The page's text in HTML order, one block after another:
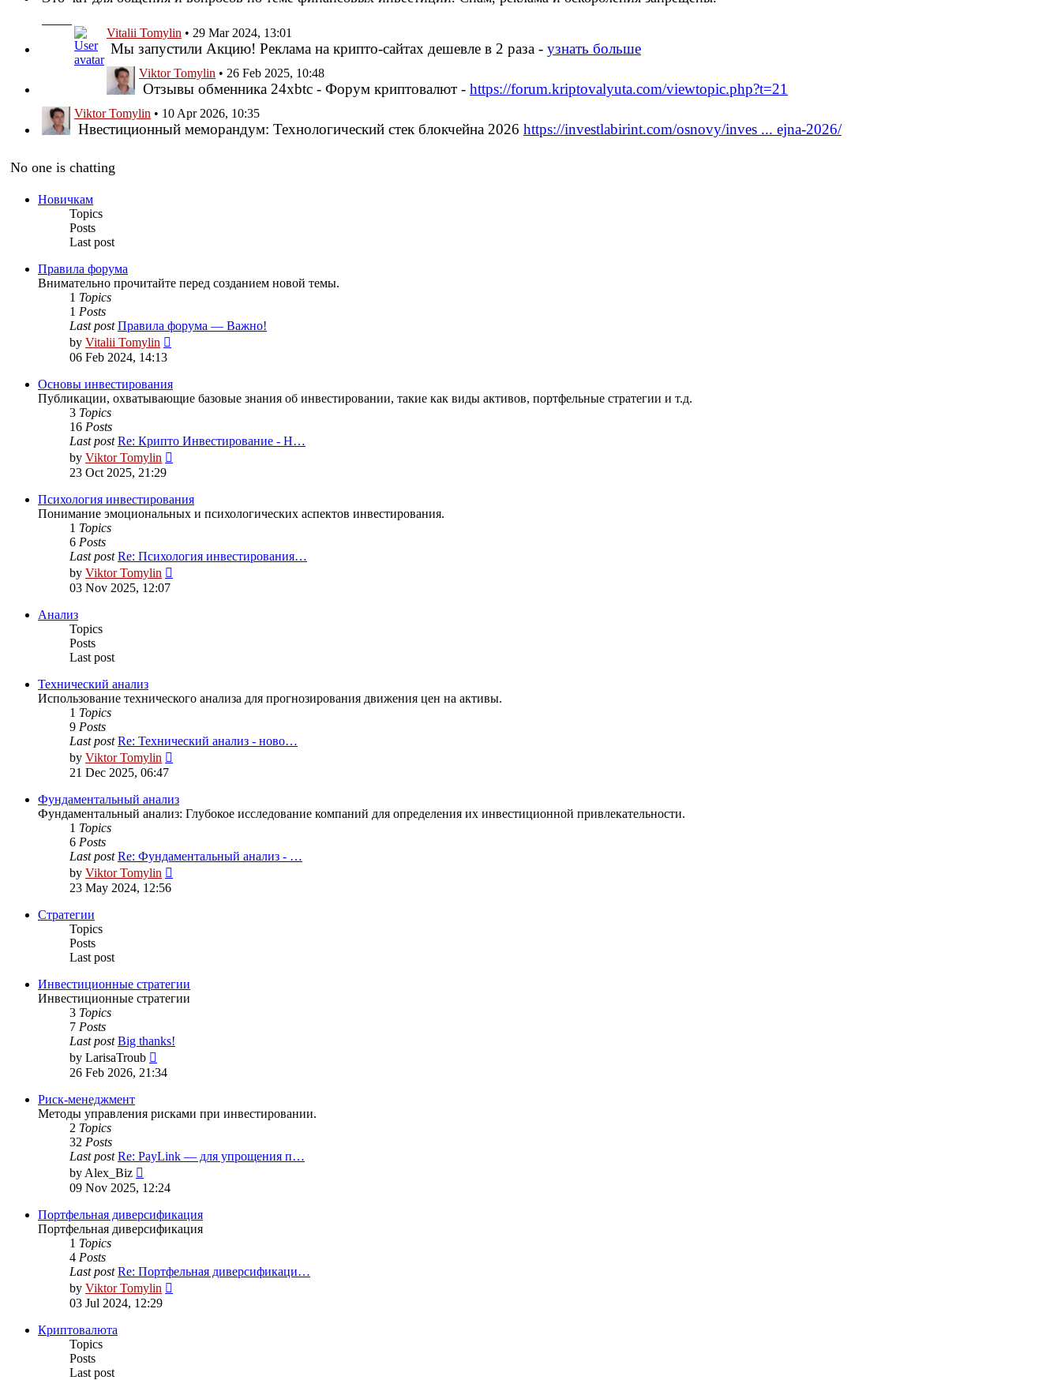
Привет!
Vitalii Tomylin • 29 Mar 2024, 13:01
Мы запустили Акцию! Реклама на крипто-сайтах дешевле в 2 раза - узнать больше
Viktor Tomylin • 26 Feb 2025, 10:48
Отзывы обменника 24xbtc - Форум криптовалют - https://forum.kriptovalyuta.com/viewtopic.php?t=21
Viktor Tomylin • 10 Apr 2026, 10:35
Нвестиционный меморандум: Технологический стек блокчейна 2026 https://investlabirint.com/osnovy/inves ... ejna-2026/
No one is chatting
Новичкам
Topics
Posts
Last post
Правила форума
Внимательно прочитайте перед созданием новой темы.
1 Topics
1 Posts
Last post Правила форума — Важно!
by Vitalii Tomylin
post
06 Feb 2024, 14:13
Основы инвестирования
Публикации, охватывающие базовые знания об инвестировании, такие как виды активов, портфельные стратегии и т.д.
3 Topics
16 Posts
Last post Re: Крипто Инвестирование - Н…
by Viktor Tomylin
post
23 Oct 2025, 21:29
Психология инвестирования
Понимание эмоциональных и психологических аспектов инвестирования.
1 Topics
6 Posts
Last post Re: Психология инвестирования…
by Viktor Tomylin
03 Nov 2025, 12:07
Анализ
Topics
Posts
Last post
Технический анализ
Использование технического анализа для прогнозирования движения цен на активы.
1 Topics
9 Posts
Last post Re: Технический анализ - ново…
by Viktor Tomylin
post
21 Dec 2025, 06:47
Фундаментальный анализ
Фундаментальный анализ: Глубокое исследование компаний для определения их инвестиционной привлекательности.
1 Topics
6 Posts
Last post Re: Фундаментальный анализ - …
by Viktor Tomylin
23 May 2024, 12:56
Стратегии
Topics
Posts
Last post
Инвестиционные стратегии
Инвестиционные стратегии
3 Topics
7 Posts
Last post Big thanks!
by LarisaTroub
the
26 Feb 2026, 21:34
Риск-менеджмент
Методы управления рисками при инвестировании.
2 Topics
32 Posts
Last post Re: PayLink — для упрощения п…
by Alex_Biz
the
post
09 Nov 2025, 12:24
Портфельная диверсификация
Портфельная диверсификация
1 Topics
4 Posts
Last post Re: Портфельная диверсификаци…
by Viktor Tomylin
03 Jul 2024, 12:29
Криптовалюта
Topics
Posts
Last post